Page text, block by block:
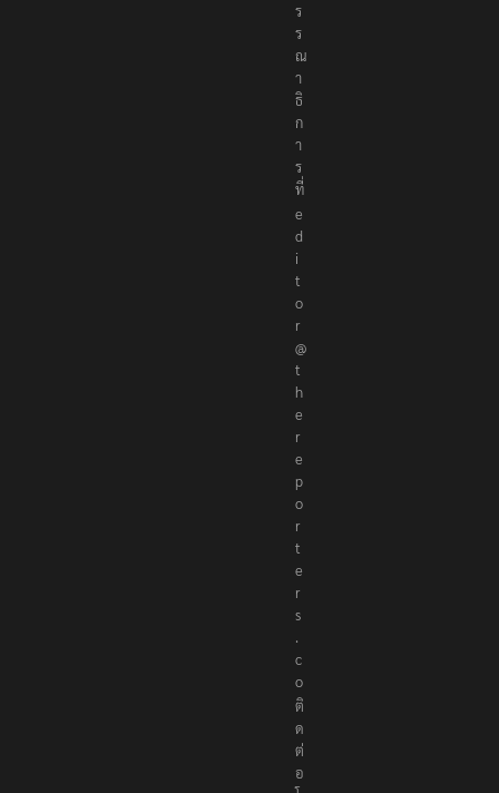
ร
ร
ณ
า
ธิ
ก
า
ร
ที่
e
d
i
t
o
r
@
t
h
e
r
e
p
o
r
t
e
r
s
.
c
o
ติ
ด
ต่
อ